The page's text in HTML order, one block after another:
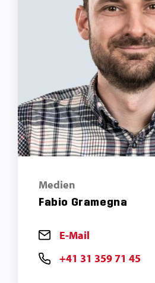
Medien
Fabio Gramegna
E-Mail
+41 31 359 71 45